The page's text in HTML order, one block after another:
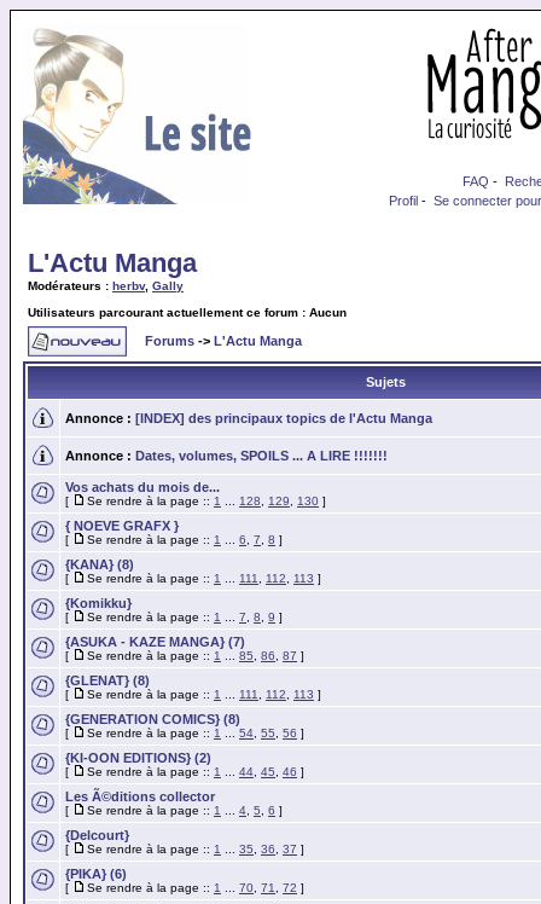
FAQ -
Profil - Se connecter
L'Actu Manga
Modérateurs : herbv, Gally
Utilisateurs parcourant actuellement ce forum : Aucun
Forums -> L'Actu Manga
Sujets
Annonce : [INDEX] des principaux topics de l'Actu Manga
Annonce : Dates, volumes, SPOILS ... A LIRE !!!!!!!
Vos achats du mois de...
[ Se rendre à la page :: 1 128 129 130 ]
{ NOEVE GRAFX }
[ Se rendre à la page :: 1 6 7 8 ]
{KANA} (8)
[ Se rendre à la page :: 1 111 112 113 ]
{Komikku}
[ Se rendre à la page :: 1 7 8 9 ]
{ASUKA - KAZE MANGA} (7)
[ Se rendre à la page :: 1 85 86 87 ]
{GLENAT} (8)
[ Se rendre à la page :: 1 111 112 113 ]
{GENERATION COMICS} (8)
[ Se rendre à la page :: 1 54 55 56 ]
{KI-OON EDITIONS} (2)
[ Se rendre à la page :: 1 44 45 46 ]
Les Ã©ditions collector
[ Se rendre à la page :: 1 4 5 6 ]
{Delcourt}
[ Se rendre à la page :: 1 35 36 37 ]
{PIKA} (6)
[ Se rendre à la page :: 1 70 71 72 ]